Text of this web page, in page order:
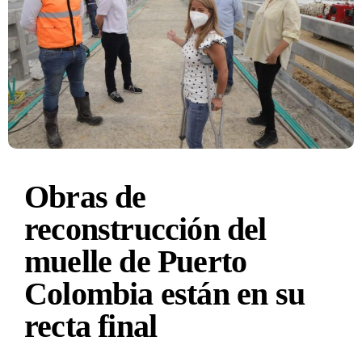
Obras de
reconstrucción del
muelle de Puerto
Colombia están en su
recta final